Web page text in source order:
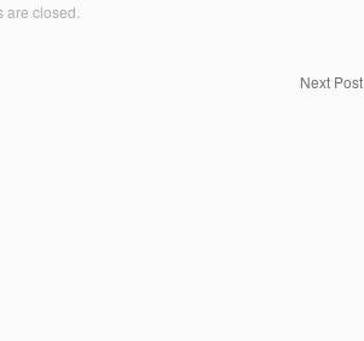
are closed.
Next Post